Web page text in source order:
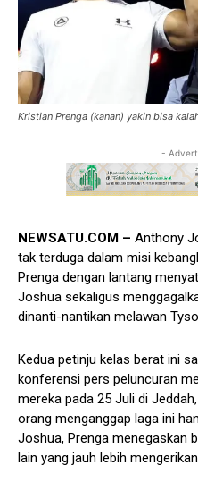
Kristian Prenga (kanan) yakin bisa
-
NEWSATU.COM – Anthony
tak terduga dalam misi
Prenga dengan lantang
Joshua sekaligus
dinanti-nantikan melawan
Kedua petinju kelas berat ini
konferensi pers peluncuran
mereka pada 25 Juli di
orang menganggap laga ini
Joshua, Prenga menegaskan
lain yang jauh lebih